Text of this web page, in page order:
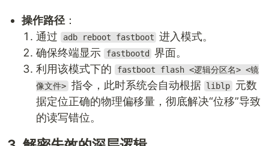
操作路径 ：
通过
adb reboot fastboot 进入模式。
确保终端显示
fastbootd
界面。
利用该模式下的
fastboot flash <逻辑分区名> <镜
像文件> 指令，此时系统会自动根据 liblp 元数
据定位正确的物理偏移量，彻底解决“位移”导致
的读写错位。